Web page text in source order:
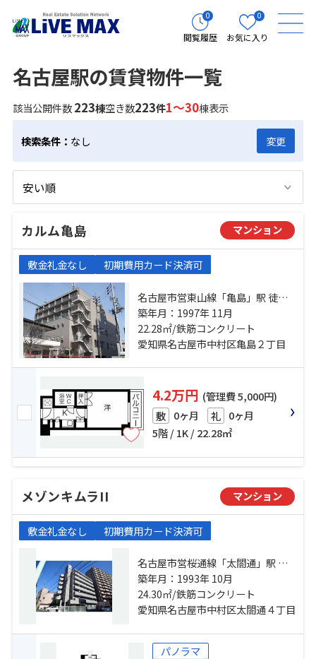
0
閲覧履歴
0
お気に入り
名古屋駅の賃貸物件一覧
該当公開件数223棟空き数223件1～30棟表示
検索条件： なし 変更
カルム亀島 マンション
敷金礼金なし 初期費用カード決済可
名古屋市営東山線「亀島」駅 徒歩5
分 名古屋市営東山線「名古屋」
駅 徒歩13分 東海道本線「名古屋」
駅 徒歩13分
築年月：1997年 11月
22.28㎡/鉄筋コンクリート
愛知県名古屋市中村区亀島２丁目
4.2万円 (管理費 5,000円)
敷 0ヶ月 礼 0ヶ月
5階 / 1K / 22.28㎡
メゾンキムラII マンション
敷金礼金なし 初期費用カード決済可
名古屋市営桜通線「太閤通」駅 徒
歩2分 東海道本線「名古屋」駅 徒歩
13分 名古屋市営東山線「中村日
赤」駅 徒歩16分
築年月：1993年 10月
24.30㎡/鉄筋コンクリート
愛知県名古屋市中村区太閤通４丁目
パノラマ